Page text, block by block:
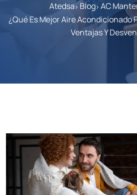
Atedsa Blog AC
¿Qué Es Mejor Aire Acondicionado
Ventajas Y